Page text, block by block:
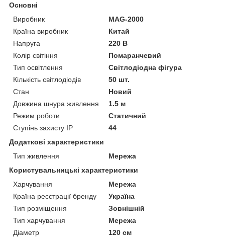
Основні
Виробник
MAG-2000
Країна виробник
Китай
Напруга
220 В
Колір світіння
Помаранчевий
Тип освітлення
Світлодіодна фігура
Кількість світлодіодів
50 шт.
Стан
Новий
Довжина шнура живлення
1.5 м
Режим роботи
Статичний
Ступінь захисту IP
44
Додаткові характеристики
Тип живлення
Мережа
Користувальницькі характеристики
Харчування
Мережа
Країна реєстрації бренду
Україна
Тип розміщення
Зовнішній
Тип харчування
Мережа
Діаметр
120 см